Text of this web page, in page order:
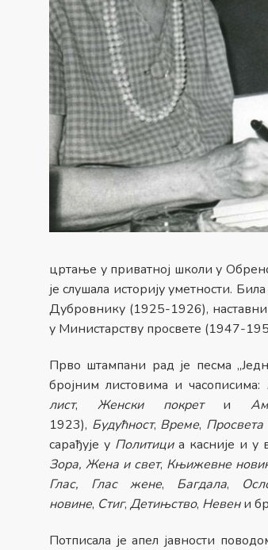
цртање у приватној школи у
је слушала историју уметности.
Дубровнику (1925-1926),
у Министарству просвете (1947-
Прво штампани рад је песма
бројним листовима и часописима:
лист, Женски покрети
1923), Будућност, Време, Просвета
сарађује у Политициа касније и у
Зора, Жена и свет, Књижевне
Глас, Глас жене, Багдала,
новине, Стиг, Детињство, Невени
Потписала је апел јавности